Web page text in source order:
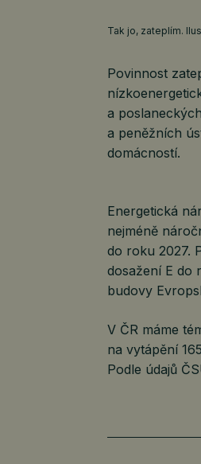
Tak jo, zateplím.
Povinnost
a
a peněžních
domácností.
Energetická
nejméně
do roku 2027.
dosažení E do
budovy
V ČR máme
na vytápění
Podle údajů